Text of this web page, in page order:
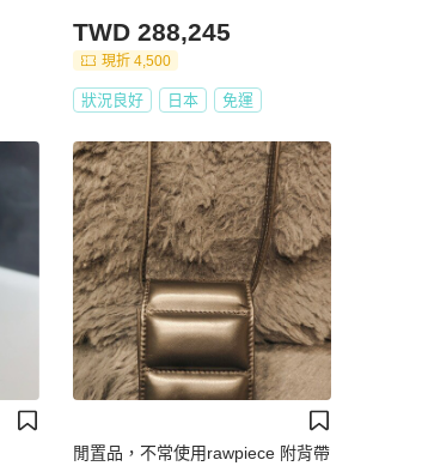
TWD 288,245
現折 4,500
狀況良好 日本 免運
閒置品，不常使用rawpiece 附背帶